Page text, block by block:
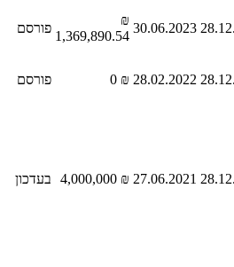
30.06.2023
₪
1,369,890.54
פורסם
28.02.2022
₪ 0 פורסם
27.06.2021
₪ 4,000,000 בעדכון